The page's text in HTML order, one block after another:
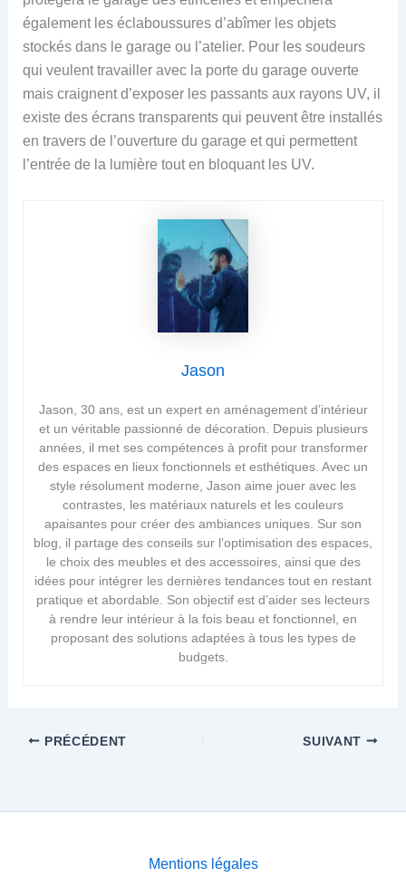
également les éclaboussures d’abîmer les objets
stockés dans le garage ou l’atelier. Pour les soudeurs
qui veulent travailler avec la porte du garage ouverte
mais craignent d’exposer les passants aux rayons UV, il
existe des écrans transparents qui peuvent être installés
en travers de l’ouverture du garage et qui permettent
l’entrée de la lumière tout en bloquant les UV.
Jason
Jason, 30 ans, est un expert en aménagement d’intérieur
et un véritable passionné de décoration. Depuis plusieurs
années, il met ses compétences à profit pour transformer
des espaces en lieux fonctionnels et esthétiques. Avec un
style résolument moderne, Jason aime jouer avec les
contrastes, les matériaux naturels et les couleurs
apaisantes pour créer des ambiances uniques. Sur son
blog, il partage des conseils sur l’optimisation des espaces,
le choix des meubles et des accessoires, ainsi que des
idées pour intégrer les dernières tendances tout en restant
pratique et abordable. Son objectif est d’aider ses lecteurs
à rendre leur intérieur à la fois beau et fonctionnel, en
proposant des solutions adaptées à tous les types de
budgets.
PRÉCÉDENT SUIVANT
Mentions légales